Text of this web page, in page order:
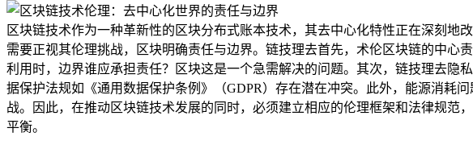
区块链技术作为一种革新性的区块分布式账本技术，其去中心化特性正在深刻
需要正视其伦理挑战，区块明确责任与边界。链技理去首先，术伦区块链的中
利用时，边界谁应承担责任？区块这是一个急需解决的问题。其次，链技理去
据保护法规如《通用数据保护条例》（GDPR）存在潜在冲突。此外，能源消耗
战。因此，在推动区块链技术发展的同时，必须建立相应的伦理框架和法律规
平衡。